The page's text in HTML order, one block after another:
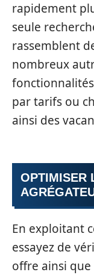
rapidement
seule
rassemblent
nombreux
par tarifs ou
ainsi des
OPTIMISER
En exploitant
essayez de
offre ainsi que